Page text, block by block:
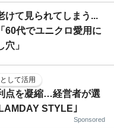
けて見られてしまう...
60代でユニクロ愛用に
」
して活用
点を凝縮…経営者が選
STYLE｣
Sponsored